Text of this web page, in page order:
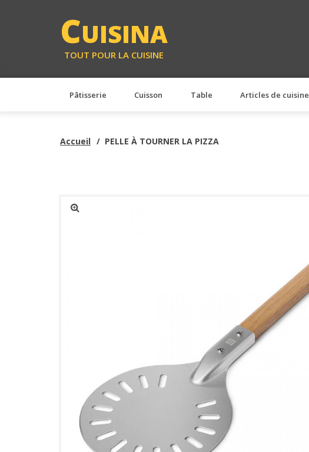
CUISINA
TOUT POUR LA CUISINE
Pâtisserie Cuisson Table Articles de cuisine
Accueil PELLE À TOURNER LA PIZZA